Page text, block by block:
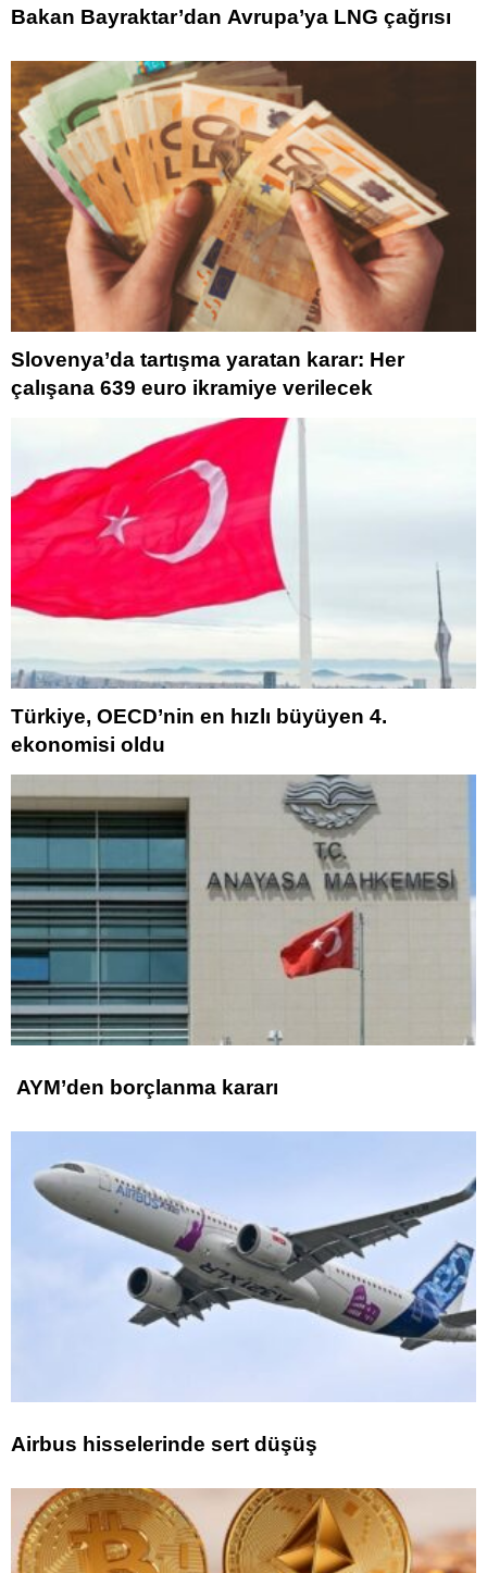
Bakan Bayraktar’dan Avrupa’ya LNG çağrısı
Slovenya’da tartışma yaratan karar: Her
çalışana 639 euro ikramiye verilecek
Türkiye, OECD’nin en hızlı büyüyen 4.
ekonomisi oldu
AYM’den borçlanma kararı
Airbus hisselerinde sert düşüş